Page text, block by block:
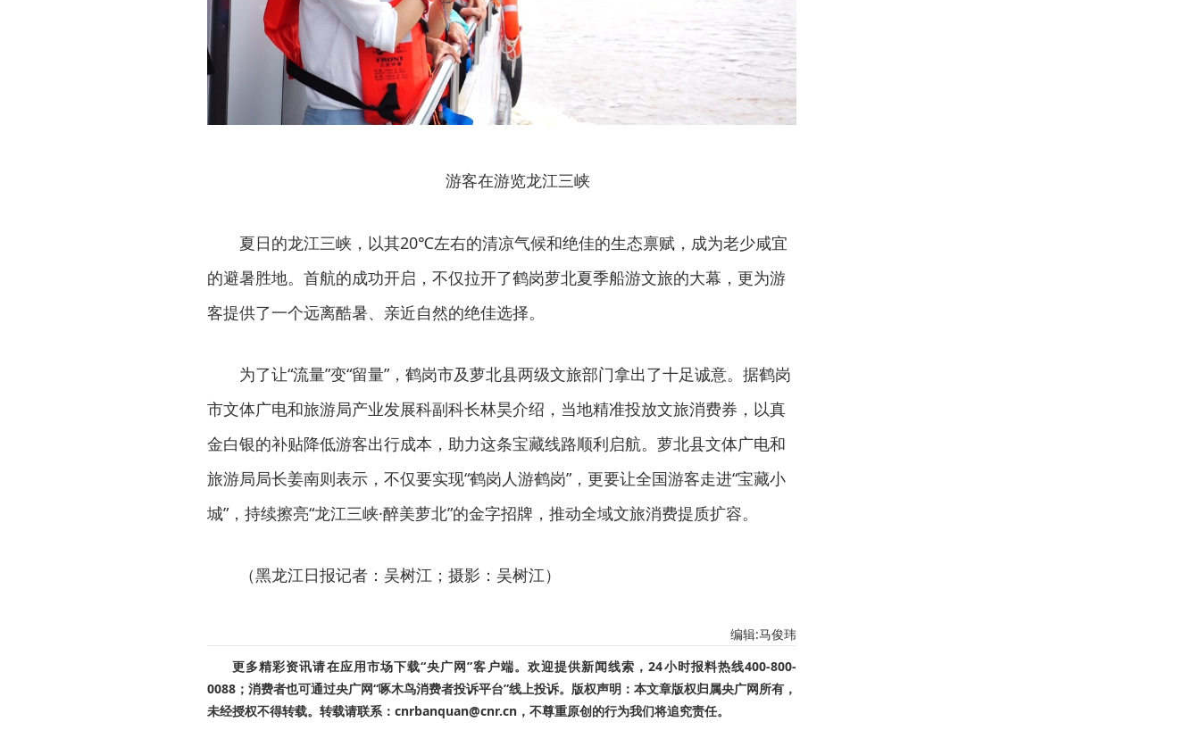
游客在游览龙江三峡
夏日的龙江三峡，以其20℃左右的清凉气候和绝佳的生态禀赋，成为老少咸宜
的避暑胜地。首航的成功开启，不仅拉开了鹤岗萝北夏季船游文旅的大幕，更为游
客提供了一个远离酷暑、亲近自然的绝佳选择。
为了让“流量”变“留量”，鹤岗市及萝北县两级文旅部门拿出了十足诚意。据鹤岗
市文体广电和旅游局产业发展科副科长林昊介绍，当地精准投放文旅消费券，以真
金白银的补贴降低游客出行成本，助力这条宝藏线路顺利启航。萝北县文体广电和
旅游局局长姜南则表示，不仅要实现“鹤岗人游鹤岗”，更要让全国游客走进“宝藏小
城”，持续擦亮“龙江三峡·醉美萝北”的金字招牌，推动全域文旅消费提质扩容。
（黑龙江日报记者：吴树江；摄影：吴树江）
编辑:马俊玮
更多精彩资讯请在应用市场下载“央广网”客户端。欢迎提供新闻线索，24小时报料热线400-800-
0088；消费者也可通过央广网“啄木鸟消费者投诉平台”线上投诉。版权声明：本文章版权归属央广网所有，
未经授权不得转载。转载请联系：cnrbanquan@cnr.cn，不尊重原创的行为我们将追究责任。